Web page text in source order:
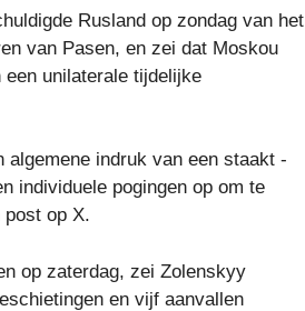
Rusland op zondag van het
van Pasen, en zei dat Moskou
unilaterale tijdelijke
algemene indruk van een staakt -
individuele pogingen op om te
op X.
op zaterdag, zei Zolenskyy
en vijf aanvallen